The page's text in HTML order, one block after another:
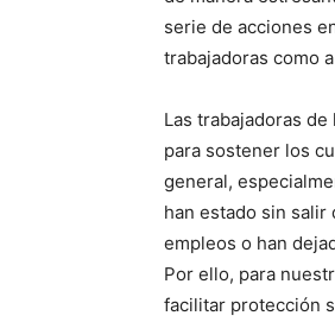
serie de acciones
trabajadoras como
Las trabajadoras
para sostener los
general,
han estado sin salir
empleos o han
Por ello, para
facilitar protección